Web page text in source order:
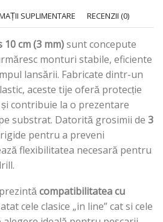
SUPLIMENTARE RECENZII (0)
cm (3 mm)sunt concepute
monturi stabile, eficiente
lansării. Fabricate dintr-un
aceste tije oferă protecție
contribuie la o prezentare
substrat. Datorită grosimii de 3
pentru a preveni
flexibilitatea necesară pentru
compatibilitatea cu
cele clasice „in line” cat si cele